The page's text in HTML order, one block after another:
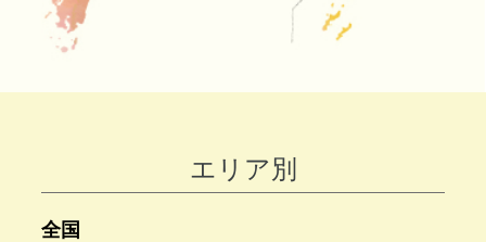
エリア別
全国